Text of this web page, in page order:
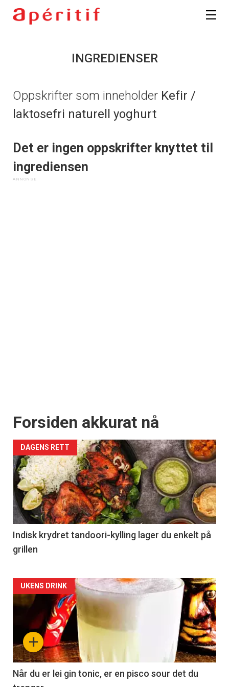
INGREDIENSER
Oppskrifter som inneholder Kefir /
laktosefri naturell yoghurt
Det er ingen oppskrifter knyttet til
ingrediensen
Forsiden akkurat nå
DAGENS RETT
Indisk krydret tandoori-kylling lager du enkelt på
grillen
Forsiden
akkurat
nå
-
2
+
UKENS DRINK
Når du er lei gin tonic, er en pisco sour det du